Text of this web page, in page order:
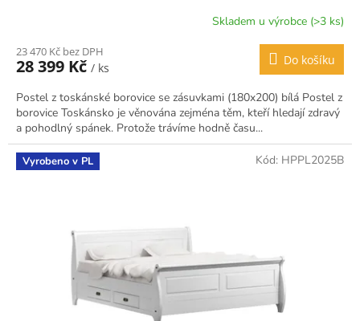
Skladem u výrobce (>3 ks)
23 470 Kč bez DPH
28 399 Kč / ks
Do košíku
Postel z toskánské borovice se zásuvkami (180x200) bílá Postel z
borovice Toskánsko je věnována zejména těm, kteří hledají zdravý
a pohodlný spánek. Protože trávíme hodně času...
Vyrobeno v PL Kód: HPPL2025B